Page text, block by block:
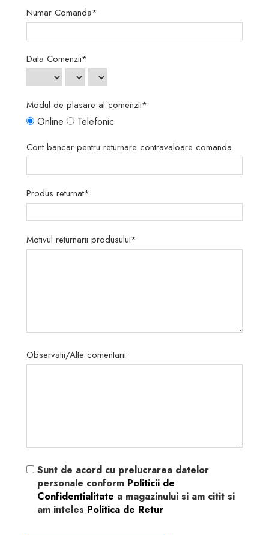
Numar Comanda*
Data Comenzii*
Modul de plasare al comenzii*
Online Telefonic
Cont bancar pentru returnare contravaloare comanda
Produs returnat*
Motivul returnarii produsului*
Observatii/Alte comentarii
Sunt de acord cu prelucrarea datelor
personale conform Politicii de
Confidentialitate a magazinului si am citit si
am inteles Politica de Retur